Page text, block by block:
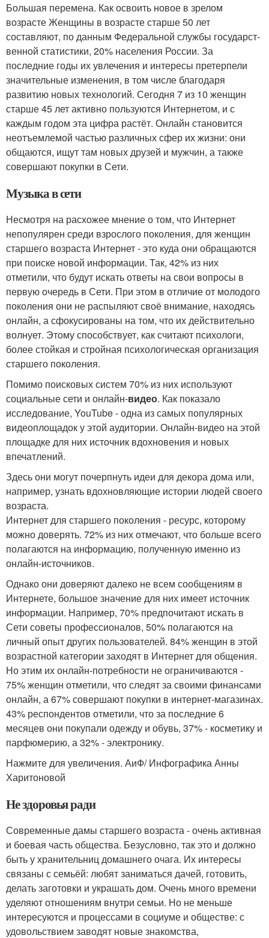
Большая перемена. Как освоить новое в зрелом
возрасте Женщины в возрасте старше 50 лет
составляют, по данным Федеральной службы государст­
венной статистики, 20% населения России. За
последние годы их увлечения и интересы претерпели
значительные изменения, в том числе благодаря
развитию новых технологий. Сегодня 7 из 10 женщин
старше 45 лет активно пользуются Интернетом, и с
каждым годом эта цифра растёт. Онлайн становится
неотъемлемой частью различных сфер их жизни: они
общаются, ищут там новых друзей и мужчин, а также
совершают покупки в Сети.
Музыка в сети
Несмотря на расхожее мнение о том, что Интернет
непопулярен среди взрослого поколения, для женщин
старшего возраста Интернет - это куда они обращаются
при поиске новой информации. Так, 42% из них
отметили, что будут искать ответы на свои вопросы в
первую очередь в Сети. При этом в отличие от молодого
поколения они не распыляют своё внимание, находясь
онлайн, а сфокусированы на том, что их действительно
волнует. Этому способствует, как считают психологи,
более стойкая и стройная психологическая организация
старшего поколения.
Помимо поисковых систем 70% из них используют
социальные сети и онлайн-видео. Как показало
исследование, YouTube - одна из самых популярных
видеоплощадок у этой аудитории. Онлайн-видео на этой
площадке для них источник вдохновения и новых
впечатлений.
Здесь они могут почерпнуть идеи для декора дома или,
например, узнать вдохновляющие истории людей своего
возраста.
Интернет для старшего поколения - ресурс, которому
можно доверять. 72% из них отмечают, что больше всего
полагаются на информацию, полученную именно из
онлайн-источников.
Однако они доверяют далеко не всем сообщениям в
Интернете, большое значение для них имеет источник
информации. Например, 70% предпочитают искать в
Сети советы профессионалов, 50% полагаются на
личный опыт других пользователей. 84% женщин в этой
возрастной категории заходят в Интернет для общения.
Но этим их онлайн-потребности не ограничиваются -
75% женщин отметили, что следят за своими финансами
онлайн, а 67% совершают покупки в интернет-магазинах.
43% респондентов отметили, что за последние 6
месяцев они покупали одежду и обувь, 37% - косметику и
парфюмерию, а 32% - электронику.
Нажмите для увеличения. АиФ/ Инфографика Анны
Харитоновой
Не здоровья ради
Современные дамы старшего возраста - очень активная
и боевая часть общества. Безусловно, так это и должно
быть у хранительниц домашнего очага. Их интересы
связаны с семьёй: любят заниматься дачей, готовить,
делать заготовки и украшать дом. Очень много времени
уделяют отношениям внутри семьи. Но не меньше
интересуются и процессами в социуме и обществе: с
удовольствием заводят новые знакомст­ва,